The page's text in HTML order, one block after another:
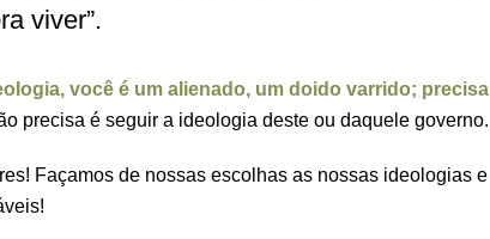
viver”.
você é um alienado, um doido varrido; precisa
precisa é seguir a ideologia deste ou daquele governo.
Façamos de nossas escolhas as nossas ideologias e